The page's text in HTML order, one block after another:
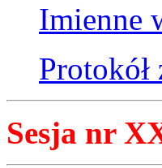
Imienne
Sesja nr